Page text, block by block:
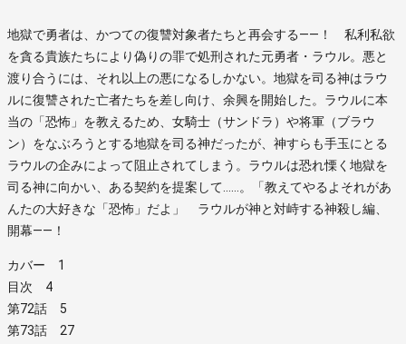
地獄で勇者は、かつての復讐対象者たちと再会する――！ 私利私欲
を貪る貴族たちにより偽りの罪で処刑された元勇者・ラウル。悪と
渡り合うには、それ以上の悪になるしかない。地獄を司る神はラウ
ルに復讐された亡者たちを差し向け、余興を開始した。ラウルに本
当の「恐怖」を教えるため、女騎士（サンドラ）や将軍（ブラウ
ン）をなぶろうとする地獄を司る神だったが、神すらも手玉にとる
ラウルの企みによって阻止されてしまう。ラウルは恐れ慄く地獄を
司る神に向かい、ある契約を提案して……。「教えてやるよそれがあ
んたの大好きな「恐怖」だよ」 ラウルが神と対峙する神殺し編、
開幕――！
カバー 1
目次 4
第72話 5
第73話 27